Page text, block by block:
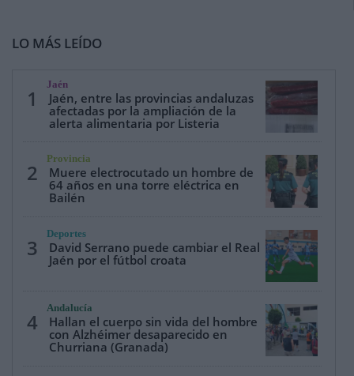
LO MÁS LEÍDO
1
Jaén
Jaén, entre las provincias andaluzas
afectadas por la ampliación de la
alerta alimentaria por Listeria
2
Provincia
Muere electrocutado un hombre de
64 años en una torre eléctrica en
Bailén
3
Deportes
David Serrano puede cambiar el Real
Jaén por el fútbol croata
4
Andalucía
Hallan el cuerpo sin vida del hombre
con Alzhéimer desaparecido en
Churriana (Granada)